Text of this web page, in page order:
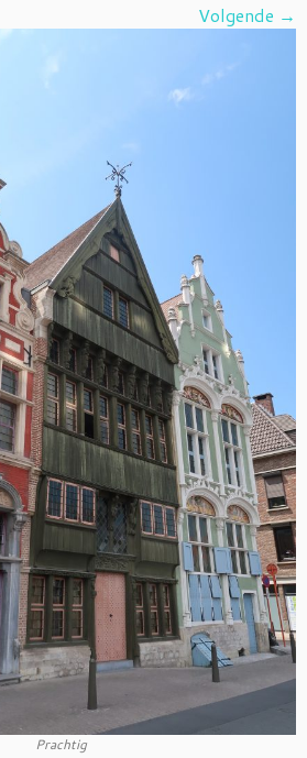
Volgende →
Prachtig